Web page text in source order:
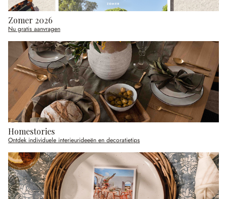
Zomer 2026
Nu gratis aanvragen
Homestories
Ontdek individuele interieurideeën en decoratietips